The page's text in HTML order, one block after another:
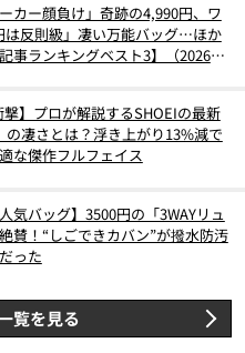
カー顔負け」奇跡の4,990円、ワ
は反則級」凄い万能バッグ…ほか
事ランキングベスト3】（2026年
撃】プロが解説するSHOEIの最新
の凄さとは？浮き上がり13%減で
な傑作フルフェイス
気バッグ】3500円の「3WAYリュ
賛！“しごできカバン”が撥水防汚
った
覧を見る